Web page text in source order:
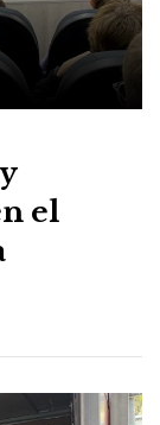
el